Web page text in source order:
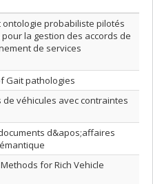
probabiliste pilotés
la gestion des accords de
de services
Gait pathologies
véhicules avec contraintes
d&apos;affaires
for Rich Vehicle